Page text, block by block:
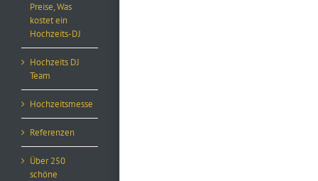
Preise, Was
kostet ein
Hochzeits-DJ
Hochzeits DJ
Team
Hochzeitsmesse
Referenzen
Über 250
schöne